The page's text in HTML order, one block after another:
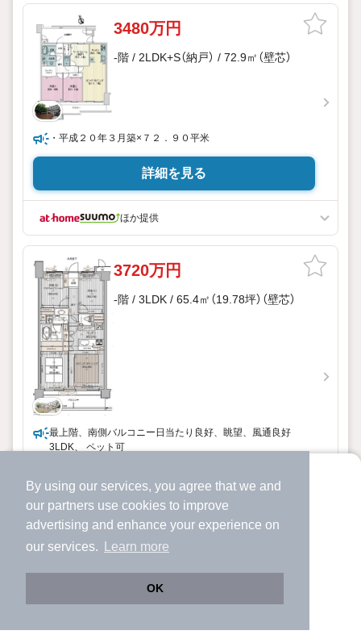
By using our services, you agree that we and
our partners use cookies to improve
advertising and enhance your experience on
our services.
Learn more
OK
より使いやすくなった
アプリで物件探ししませんか？
サクサク動く地図で物件検索
3480万円
-階 / 2LDK+S（納戸） / 72.9㎡（壁芯）
・平成２０年３月築×７２．９０平米
詳細を見る
ほか提供
3720万円
-階 / 3LDK / 65.4㎡（19.78坪）（壁芯）
最上階、南側バルコニー日当たり良好、眺望、風通良好
3LDK、 ペット可
詳細を見る